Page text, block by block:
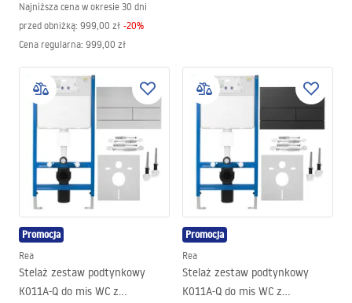
Najniższa cena w okresie 30 dni
przed obniżką: 999,00 zł -20%
Cena regularna: 999,00 zł
Promocja
Rea
Stelaż zestaw podtynkowy
K011A-Q do mis WC z
Promocja
Rea
Stelaż zestaw podtynkowy
K011A-Q do mis WC z